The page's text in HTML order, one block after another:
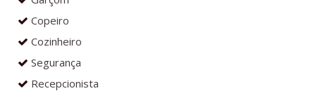
Copeiro
Cozinheiro
Segurança
Recepcionista